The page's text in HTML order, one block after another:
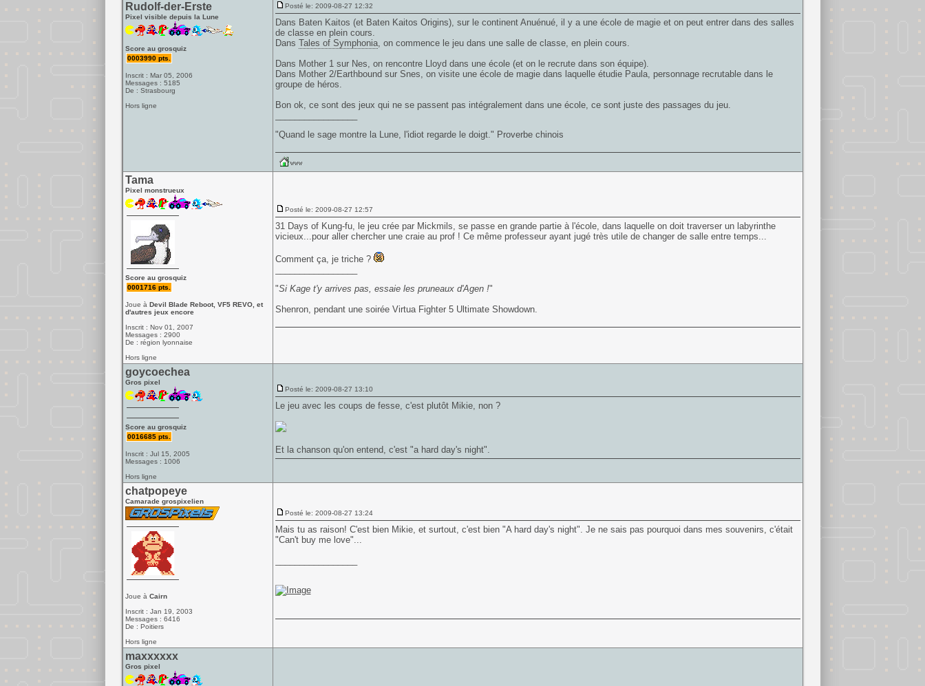
Rudolf-der-Erste
Pixel visible depuis la Lune
Score au grosquiz
0003990 pts.
Inscrit : Mar 05, 2006
Messages : 5185
De : Strasbourg
Hors ligne
Posté le: 2009-08-27 12:32
Dans Baten Kaitos (et Baten Kaitos Origins), sur le continent Anuénué, il y a une école de magie et on peut entrer dans des salles
de classe en plein cours.
Dans Tales of Symphonia, on commence le jeu dans une salle de classe, en plein cours.
Dans Mother 1 sur Nes, on rencontre Lloyd dans une école (et on le recrute dans son équipe).
Dans Mother 2/Earthbound sur Snes, on visite une école de magie dans laquelle étudie Paula, personnage recrutable dans le
groupe de héros.
Bon ok, ce sont des jeux qui ne se passent pas intégralement dans une école, ce sont juste des passages du jeu.
"Quand le sage montre la Lune, l'idiot regarde le doigt." Proverbe chinois
Tama
Pixel monstrueux
Score au grosquiz
0001716 pts.
Joue à Devil Blade Reboot, VF5 REVO, et
d'autres jeux encore
Inscrit : Nov 01, 2007
Messages : 2900
De : région lyonnaise
Hors ligne
Posté le: 2009-08-27 12:57
31 Days of Kung-fu, le jeu crée par Mickmils, se passe en grande partie à l'école, dans laquelle on doit traverser un labyrinthe
vicieux...pour aller chercher une craie au prof ! Ce même professeur ayant jugé très utile de changer de salle entre temps...
Comment ça, je triche ?
"Si Kage t'y arrives pas, essaie les pruneaux d'Agen !"
Shenron, pendant une soirée Virtua Fighter 5 Ultimate Showdown.
goycoechea
Gros pixel
Score au grosquiz
0016685 pts.
Inscrit : Jul 15, 2005
Messages : 1006
Hors ligne
Posté le: 2009-08-27 13:10
Le jeu avec les coups de fesse, c'est plutôt Mikie, non ?
Et la chanson qu'on entend, c'est "a hard day's night".
chatpopeye
Camarade grospixelien
Joue à Cairn
Inscrit : Jan 19, 2003
Messages : 6416
De : Poitiers
Hors ligne
Posté le: 2009-08-27 13:24
Mais tu as raison! C'est bien Mikie, et surtout, c'est bien "A hard day's night". Je ne sais pas pourquoi dans mes souvenirs, c'était
"Can't buy me love"...
maxxxxxx
Gros pixel